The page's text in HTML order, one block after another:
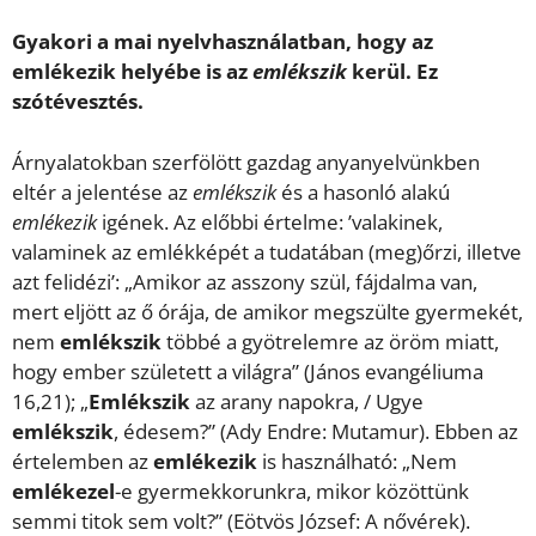
Gyakori a mai nyelvhasználatban, hogy az
emlékezik helyébe is azemlékszikkerül. Ez
szótévesztés.
Árnyalatokban szerfölött gazdag anyanyelvünkben
eltér a jelentése azemlékszikés a hasonló alakú
emlékezikigének. Az előbbi értelme: ’valakinek,
valaminek az emlékképét a tudatában (meg)őrzi, illetve
azt felidézi’: „Amikor az asszony szül, fájdalma van,
mert eljött az ő órája, de amikor megszülte gyermekét,
nem emlékszik többé a gyötrelemre az öröm miatt,
hogy ember született a világra” (János evangéliuma
16,21); „Emlékszik az arany napokra, / Ugye
emlékszik, édesem?” (Ady Endre: Mutamur). Ebben az
értelemben azemlékezik is használható: „Nem
emlékezel-e gyermekkorunkra, mikor közöttünk
semmi titok sem volt?” (Eötvös József: A nővérek).